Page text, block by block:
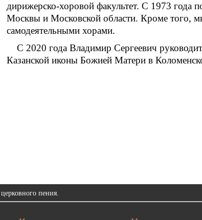
дирижерско-хоровой факультет. С 1973 года
Москвы и Московской области. Кроме того,
самодеятельными хорами.
С 2020 года Владимир Сергеевич
Казанской иконы Божией Матери в
пения.